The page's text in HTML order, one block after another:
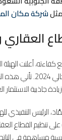
شركة مكان
أعلنت
الصيانة والتشغيل
جاذبية الاستثمار
التنفيذي
على حرص الدولة على